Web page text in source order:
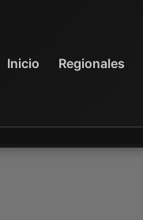
Inicio Regionales